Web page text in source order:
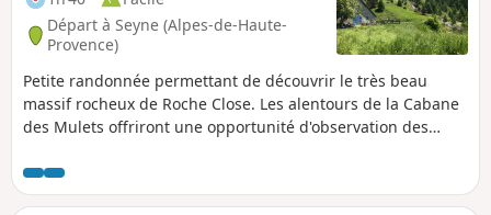
Départ à Seyne (Alpes-de-Haute-
Provence)
Petite randonnée permettant de découvrir le très beau
massif rocheux de Roche Close. Les alentours de la Cabane
des Mulets offriront une opportunité d'observation des